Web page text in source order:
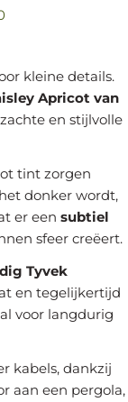
kleine details.
Apricot van
en stijlvolle
tint zorgen
donker wordt,
er een subtiel
sfeer creëert.
Tyvek
en tegelijkertijd
voor langdurig
kabels, dankzij
aan een pergola,